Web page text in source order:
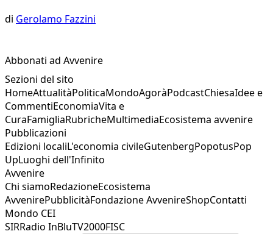
di Gerolamo Fazzini
Abbonati ad Avvenire
Sezioni del sito
HomeAttualitàPoliticaMondoAgoràPodcastChiesaIdee e
CommentiEconomiaVita e
CuraFamigliaRubricheMultimediaEcosistema avvenire
Pubblicazioni
Edizioni localiL'economia civileGutenbergPopotusPop
UpLuoghi dell'Infinito
Avvenire
Chi siamoRedazioneEcosistema
AvvenirePubblicitàFondazione AvvenireShopContatti
Mondo CEI
SIRRadio InBluTV2000FISC